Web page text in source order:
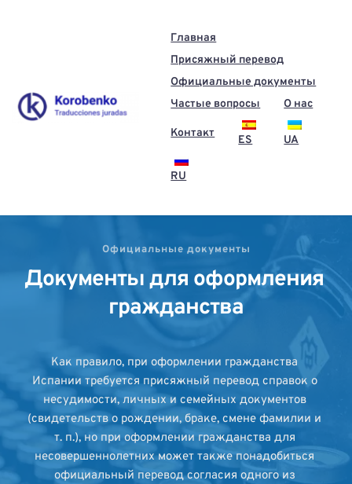
Главная
Присяжный перевод
Официальные документы
Частые вопросы
О нас
Контакт
ES UA
RU
Официальные документы
Документы для оформления
гражданства
Как правило, при оформлении гражданства
Испании требуется присяжный перевод справок о
несудимости, личных и семейных документов
(свидетельств о рождении, браке, смене фамилии и
т. п.), но при оформлении гражданства для
несовершеннолетних может также понадобиться
официальный перевод согласия одного из